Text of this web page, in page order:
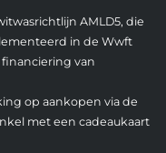
AMLD5, die
in de Wwft
van
op aankopen via de
met een cadeaukaart